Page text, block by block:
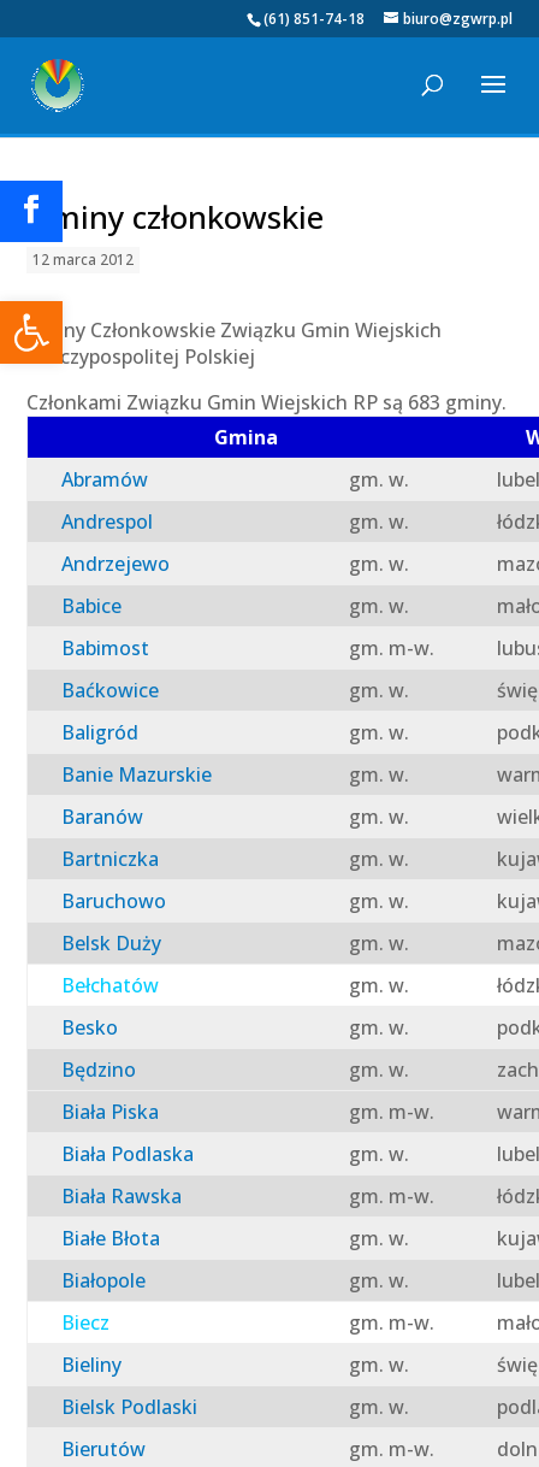
Otwórz pasek narzędzi
(61) 851-74-18 biuro@zgwrp.pl
Gminy członkowskie
12 marca 2012
Gminy Członkowskie Związku Gmin Wiejskich
Rzeczypospolitej Polskiej
Członkami Związku Gmin Wiejskich RP są 683 gminy.
Gmina
Abramów
gm. w.
Andrespol
gm. w.
Andrzejewo
gm. w.
Babice
gm. w.
Babimost
gm. m-w.
Baćkowice
gm. w.
Baligród
gm. w.
Banie Mazurskie
gm. w.
Baranów
gm. w.
Bartniczka
gm. w.
Baruchowo
gm. w.
Belsk Duży
gm. w.
Bełchatów
gm. w.
Besko
gm. w.
Będzino
gm. w.
Biała Piska
gm. m-w.
Biała Podlaska
gm. w.
Biała Rawska
gm. m-w.
Białe Błota
gm. w.
Białopole
gm. w.
Biecz
gm. m-w.
Bieliny
gm. w.
Bielsk Podlaski
gm. w.
Bierutów
gm. m-w.